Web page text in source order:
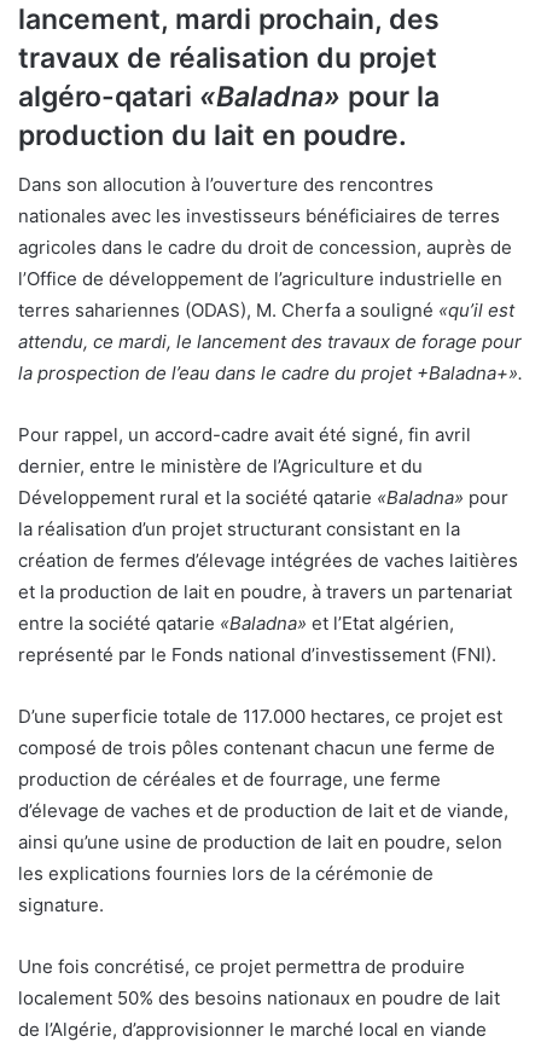
lancement, mardi prochain, des
travaux de réalisation du projet
algéro-qatari «Baladna» pour la
production du lait en poudre.
Dans son allocution à l’ouverture des rencontres
nationales avec les investisseurs bénéficiaires de terres
agricoles dans le cadre du droit de concession, auprès de
l’Office de développement de l’agriculture industrielle en
terres sahariennes (ODAS), M. Cherfa a souligné «qu’il est
attendu, ce mardi, le lancement des travaux de forage pour
la prospection de l’eau dans le cadre du projet +Baladna+».
Pour rappel, un accord-cadre avait été signé, fin avril
dernier, entre le ministère de l’Agriculture et du
Développement rural et la société qatarie «Baladna» pour
la réalisation d’un projet structurant consistant en la
création de fermes d’élevage intégrées de vaches laitières
et la production de lait en poudre, à travers un partenariat
entre la société qatarie «Baladna» et l’Etat algérien,
représenté par le Fonds national d’investissement (FNI).
D’une superficie totale de 117.000 hectares, ce projet est
composé de trois pôles contenant chacun une ferme de
production de céréales et de fourrage, une ferme
d’élevage de vaches et de production de lait et de viande,
ainsi qu’une usine de production de lait en poudre, selon
les explications fournies lors de la cérémonie de
signature.
Une fois concrétisé, ce projet permettra de produire
localement 50% des besoins nationaux en poudre de lait
de l’Algérie, d’approvisionner le marché local en viande